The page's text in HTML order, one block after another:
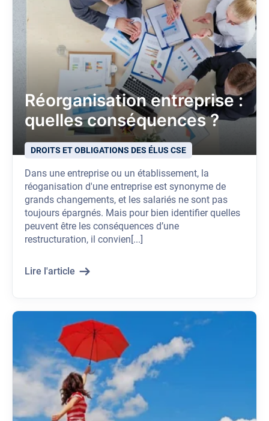
Réorganisation entreprise :
quelles conséquences ?
DROITS ET OBLIGATIONS DES ÉLUS CSE
Dans une entreprise ou un établissement, la
réoganisation d'une entreprise est synonyme de
grands changements, et les salariés ne sont pas
toujours épargnés. Mais pour bien identifier quelles
peuvent être les conséquences d’une
restructuration, il convien[...]
Lire l'article